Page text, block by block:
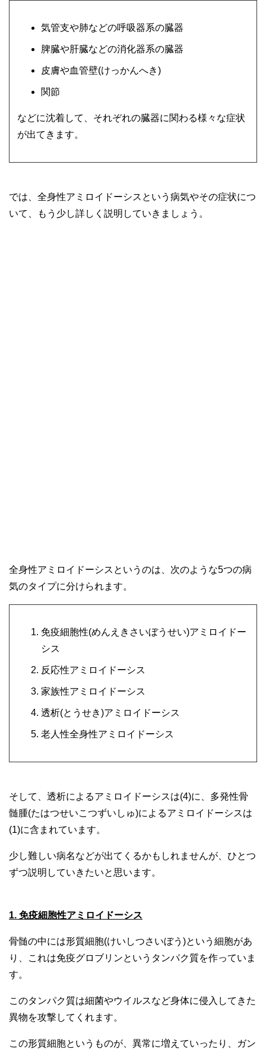
気管支や肺などの呼吸器系の臓器
脾臓や肝臓などの消化器系の臓器
皮膚や血管壁(けっかんへき)
関節
などに沈着して、それぞれの臓器に関わる様々な症状
が出てきます。
では、全身性アミロイドーシスという病気やその症状につ
いて、もう少し詳しく説明していきましょう。
全身性アミロイドーシスというのは、次のような5つの病
気のタイプに分けられます。
免疫細胞性(めんえきさいぼうせい)アミロイドー
シス
反応性アミロイドーシス
家族性アミロイドーシス
透析(とうせき)アミロイドーシス
老人性全身性アミロイドーシス
そして、透析によるアミロイドーシスは(4)に、多発性骨
髄腫(たはつせいこつずいしゅ)によるアミロイドーシスは
(1)に含まれています。
少し難しい病名などが出てくるかもしれませんが、ひとつ
ずつ説明していきたいと思います。
1. 免疫細胞性アミロイドーシス
骨髄の中には形質細胞(けいしつさいぼう)という細胞があ
り、これは免疫グロブリンというタンパク質を作っていま
す。
このタンパク質は細菌やウイルスなど身体に侵入してきた
異物を攻撃してくれます。
この形質細胞というものが、異常に増えていったり、ガン